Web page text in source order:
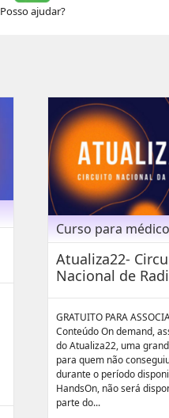
Posso ajudar?
Curso para médico
Atualiza22-
Nacional de
GRATUITO PARA
Conteúdo On demand,
do Atualiza22, uma
para quem não
durante o período
HandsOn, não será
parte do...